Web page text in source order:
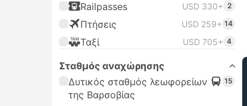
Railpasses USD 330+ 2
Πτήσεις USD 259+ 14
Ταξί USD 705+ 4
Σταθμός αναχώρησης
Δυτικός σταθμός λεωφορείων
της Βαρσοβίας
15